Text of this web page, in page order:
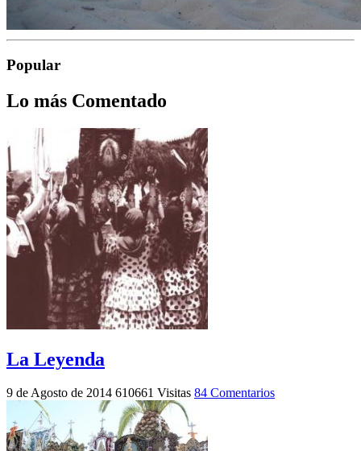
Popular
Lo más Comentado
La Leyenda
9 de Agosto de 2014 610661 Visitas 84 Comentarios